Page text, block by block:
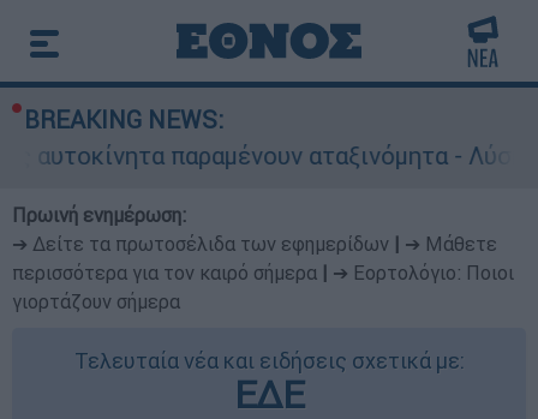
BREAKING NEWS:
παραμένουν αταξινόμητα - Λύση αναζητά το
Πρωινή ενημέρωση:
➔ Δείτε τα πρωτοσέλιδα των εφημερίδων
➔ Μάθετε
περισσότερα για τον καιρό σήμερα
➔ Εορτολόγιο: Ποιοι
γιορτάζουν σήμερα
Τελευταία νέα και ειδήσεις σχετικά με:
ΕΔΕ